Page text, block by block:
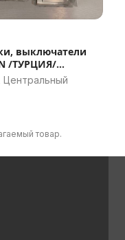
выключатели
/ТУРЦИЯ/
По Минску
Центральный
товар.